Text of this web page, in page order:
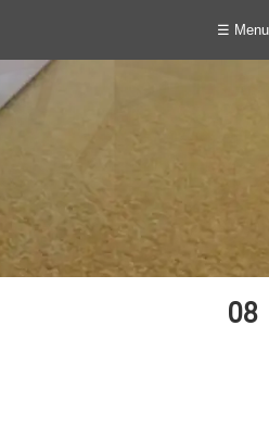
☰ Menu
08